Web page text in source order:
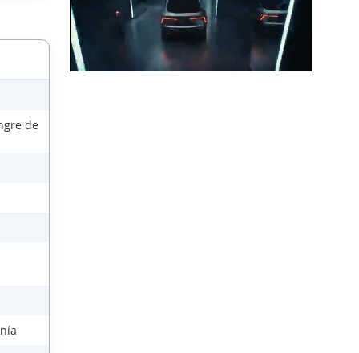
de